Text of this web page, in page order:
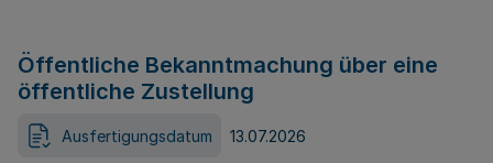
Öffentliche Bekanntmachung über eine
öffentliche Zustellung
Ausfertigungsdatum 13.07.2026